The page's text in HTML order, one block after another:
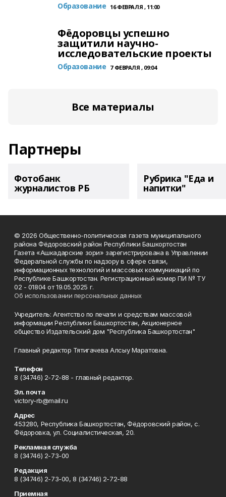
Образование 16 ФЕВРАЛЯ , 11:00
Фёдоровцы успешно
защитили научно-
исследовательские проекты
Образование 7 ФЕВРАЛЯ , 09:04
Все материалы
Партнеры
Фотобанк
журналистов РБ
Рубрика "Еда и
напитки"
© 2026 Общественно-политическая газета муниципального
района Фёдоровский район Республики Башкортостан
Газета «Ашкадарские зори» зарегистрирована в Управлении
Федеральной службы по надзору в сфере связи,
информационных технологий и массовых коммуникаций по
Республике Башкортостан. Регистрационный номер ПИ № ТУ
02 - 01804 от 19.05.2025 г.
Об использовании персональных данных
Учредитель: Агентство по печати и средствам массовой
информации Республики Башкортостан, Акционерное
общество Издательский дом "Республика Башкортостан"
Главный редактор Тятигачева Алсыу Маратовна.
Телефон
8 (34746) 2-72-88 - главный редактор.
Эл. почта
victory-rb@mail.ru
Адрес
453280, Республика Башкортостан, Фёдоровский район, с.
Фёдоровка, ул. Социалистическая, 20.
Рекламная служба
8 (34746) 2-73-00
Редакция
8 (34746) 2-73-00, 8 (34746) 2-72-88
Приемная